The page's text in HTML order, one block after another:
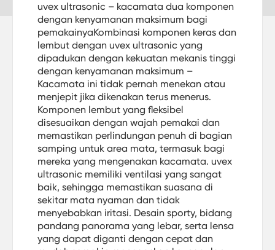
uvex ultrasonic – kacamata dua komponen
dengan kenyamanan maksimum bagi
pemakainyaKombinasi komponen keras dan
lembut dengan uvex ultrasonic yang
dipadukan dengan kekuatan mekanis tinggi
dengan kenyamanan maksimum –
Kacamata ini tidak pernah menekan atau
menjepit jika dikenakan terus menerus.
Komponen lembut yang fleksibel
disesuaikan dengan wajah pemakai dan
memastikan perlindungan penuh di bagian
samping untuk area mata, termasuk bagi
mereka yang mengenakan kacamata. uvex
ultrasonic memiliki ventilasi yang sangat
baik, sehingga memastikan suasana di
sekitar mata nyaman dan tidak
menyebabkan iritasi. Desain sporty, bidang
pandang panorama yang lebar, serta lensa
yang dapat diganti dengan cepat dan